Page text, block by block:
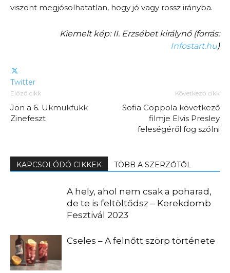
viszont megjósolhatatlan, hogy jó vagy rossz irányba.
Kiemelt kép: II. Erzsébet királynő (forrás:
Infostart.hu)
Twitter
Előző cikk
Jön a 6. Ukmukfukk
Zinefeszt
Következő cikk
Sofia Coppola következő
filmje Elvis Presley
feleségéről fog szólni
KAPCSOLÓDÓ CIKKEK TÖBB A SZERZŐTŐL
A hely, ahol nem csak a poharad,
de te is feltöltődsz – Kerekdomb
Fesztivál 2023
Cseles – A felnőtt szörp története